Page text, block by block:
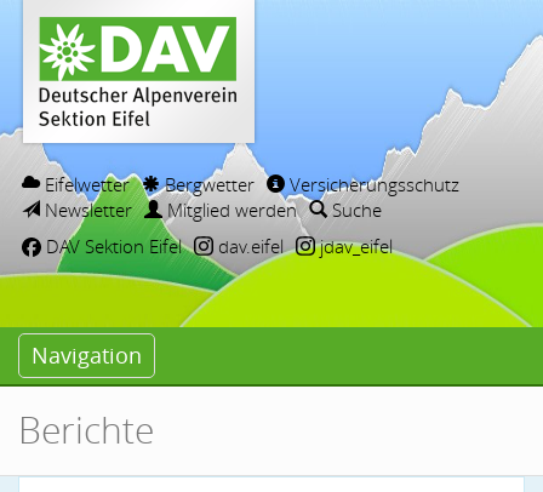
Eifelwetter Bergwetter
Versicherungsschutz
Newsletter
Mitglied werden
Suche
DAV Sektion Eifel
dav.eifel jdav_eifel
Navigation
Berichte